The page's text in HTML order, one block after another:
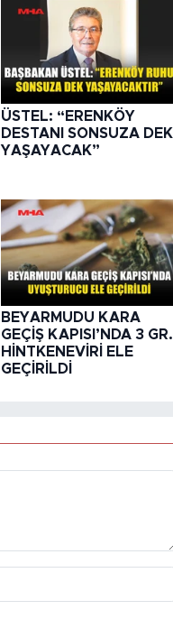
ÜSTEL: “ERENKÖY
DESTANI SONSUZA DEK
YAŞAYACAK”
BEYARMUDU KARA
GEÇİŞ KAPISI’NDA 3 GR.
HİNTKENEVİRİ ELE
GEÇİRİLDİ